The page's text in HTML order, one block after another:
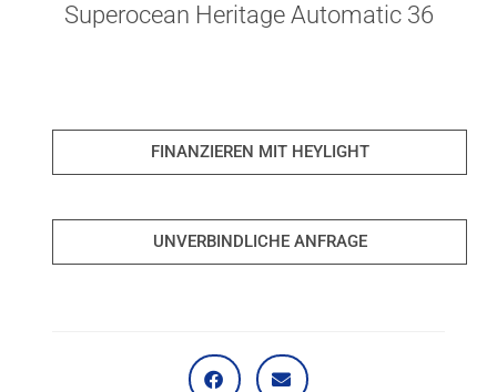
Superocean Heritage Automatic 36
FINANZIEREN MIT HEYLIGHT
UNVERBINDLICHE ANFRAGE